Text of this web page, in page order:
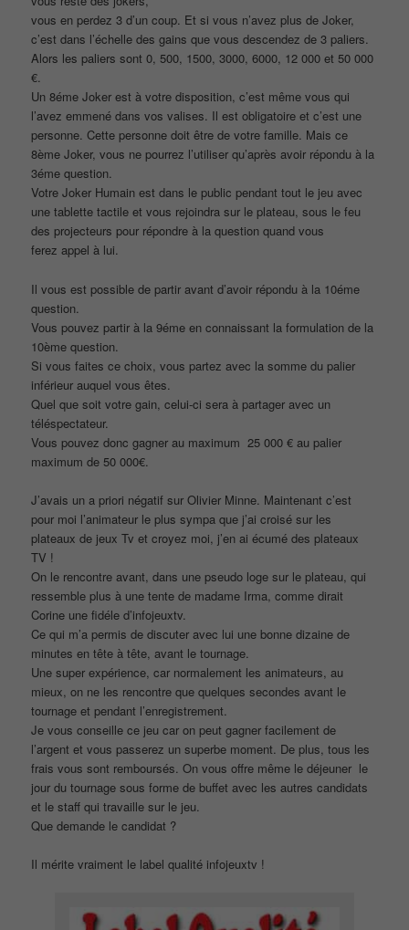
vous en perdez 3 d’un coup. Et si vous n’avez plus de Joker,
c’est dans l’échelle des gains que vous descendez de 3 paliers.
Alors les paliers sont 0, 500, 1500, 3000, 6000, 12 000 et 50 000
€.
Un 8éme Joker est à votre disposition, c’est même vous qui
l’avez emmené dans vos valises. Il est obligatoire et c’est une
personne. Cette personne doit être de votre famille. Mais ce
8ème Joker, vous ne pourrez l’utiliser qu’après avoir répondu à la
3éme question.
Votre Joker Humain est dans le public pendant tout le jeu avec
une tablette tactile et vous rejoindra sur le plateau, sous le feu
des projecteurs pour répondre à la question quand vous
ferez appel à lui.
Il vous est possible de partir avant d’avoir répondu à la 10éme
question.
Vous pouvez partir à la 9éme en connaissant la formulation de la
10ème question.
Si vous faites ce choix, vous partez avec la somme du palier
inférieur auquel vous êtes.
Quel que soit votre gain, celui-ci sera à partager avec un
téléspectateur.
Vous pouvez donc gagner au maximum 25 000 € au palier
maximum de 50 000€.
J’avais un a priori négatif sur Olivier Minne. Maintenant c’est
pour moi l’animateur le plus sympa que j’ai croisé sur les
plateaux de jeux Tv et croyez moi, j’en ai écumé des plateaux
TV !
On le rencontre avant, dans une pseudo loge sur le plateau, qui
ressemble plus à une tente de madame Irma, comme dirait
Corine une fidéle d’infojeuxtv.
Ce qui m’a permis de discuter avec lui une bonne dizaine de
minutes en tête à tête, avant le tournage.
Une super expérience, car normalement les animateurs, au
mieux, on ne les rencontre que quelques secondes avant le
tournage et pendant l’enregistrement.
Je vous conseille ce jeu car on peut gagner facilement de
l’argent et vous passerez un superbe moment. De plus, tous les
frais vous sont remboursés. On vous offre même le déjeuner le
jour du tournage sous forme de buffet avec les autres candidats
et le staff qui travaille sur le jeu.
Que demande le candidat ?
Il mérite vraiment le label qualité infojeuxtv !